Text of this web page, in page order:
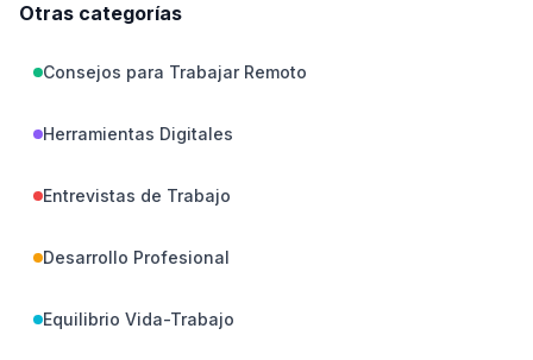
Otras categorías
Consejos para Trabajar Remoto
Herramientas Digitales
Entrevistas de Trabajo
Desarrollo Profesional
Equilibrio Vida-Trabajo